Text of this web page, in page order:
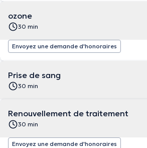
ozone
30 min
Envoyez une demande d'honoraires
Prise de sang
30 min
Renouvellement de traitement
30 min
Envoyez une demande d'honoraires